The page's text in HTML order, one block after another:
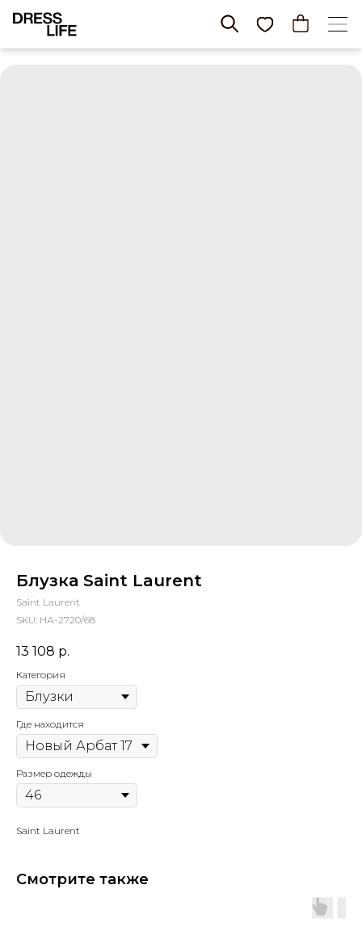
Блузка Saint Laurent
Saint Laurent
SKU: НА-2720/68
13 108 р.
Категория
Где находится
Размер одежды
Saint Laurent
Смотрите также